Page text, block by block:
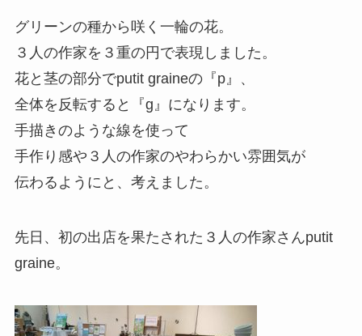
グリーンの種から咲く一輪の花。
３人の作家を３重の円で表現しました。
花と茎の部分でputit graineの『p』、
全体を反転すると『g』になります。
手描きのような線を使って
手作り感や３人の作家のやわらかい雰囲気が
伝わるようにと、考えました。
先日、初の出店を果たされた３人の作家さんputit
graine。